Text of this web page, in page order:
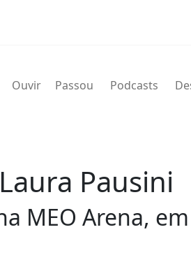
Ouvir Passou Podcasts
Pausini
MEO Arena,